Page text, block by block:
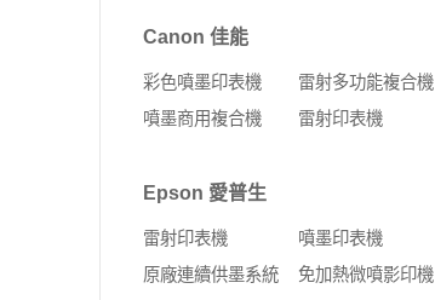
Canon 佳能
彩色噴墨印表機
雷射多功能複合機
噴墨商用複合機
雷射印表機
Epson 愛普生
雷射印表機
噴墨印表機
原廠連續供墨系統
免加熱微噴影印機